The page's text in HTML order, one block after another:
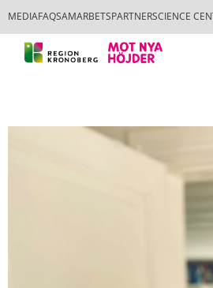
MEDIAFAQSAMARBETSPARTNERSCIENCE